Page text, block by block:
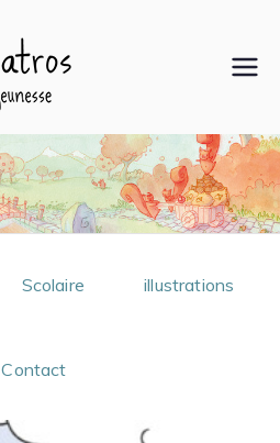
Elise
Catro
s
Scolaire illustrations
Contact